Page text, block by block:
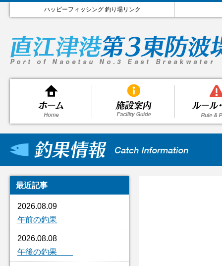
ハッピーフィッシング 釣り場リンク
最近記事
2026.08.09
午前の釣果
2026.08.08
午後の釣果